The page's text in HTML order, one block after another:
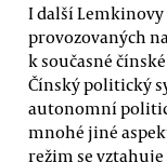
I další
provozovaných
k současné
Čínský politický
autonomní
mnohé jiné
režim se